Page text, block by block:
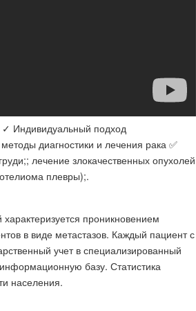
Индивидуальный подход
диагностики и лечения рака ✅
лечение злокачественных опухолей
плевры);.
проникновением
в виде метастазов. Каждый пациент с
учет в специализированный
базу. Статистика
населения.